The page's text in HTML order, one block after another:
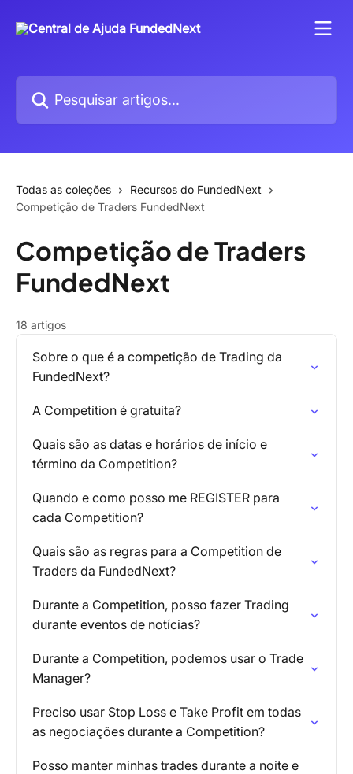
Pesquisar artigos...
Todas as coleções
Recursos do FundedNext
Competição de Traders FundedNext
Competição de Traders
FundedNext
18 artigos
Sobre o que é a competição de Trading da
FundedNext?
A Competition é gratuita?
Quais são as datas e horários de início e
término da Competition?
Quando e como posso me REGISTER para
cada Competition?
Quais são as regras para a Competition de
Traders da FundedNext?
Durante a Competition, posso fazer Trading
durante eventos de notícias?
Durante a Competition, podemos usar o Trade
Manager?
Preciso usar Stop Loss e Take Profit em todas
as negociações durante a Competition?
Posso manter minhas trades durante a noite e